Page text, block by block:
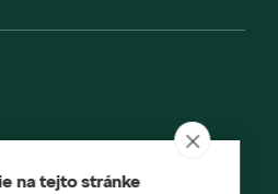
na tejto stránke